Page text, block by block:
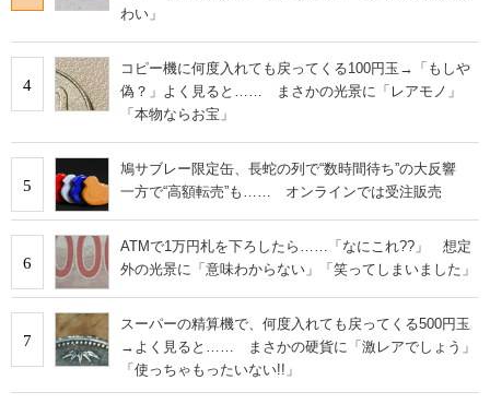
わい」
4
コピー機に何度入れても戻ってくる100円玉→「もしや
偽？」よく見ると…… まさかの光景に「レアモノ」
「本物ならお宝」
5
鳩サブレー限定缶、長蛇の列で“数時間待ち”の大反響
一方で“高額転売”も…… オンラインでは受注販売
6
ATMで1万円札を下ろしたら……「なにこれ??」 想定
外の光景に「意味わからない」「笑ってしまいました」
7
スーパーの精算機で、何度入れても戻ってくる500円玉
→よく見ると…… まさかの硬貨に「激レアでしょう」
「使っちゃもったいない!!」